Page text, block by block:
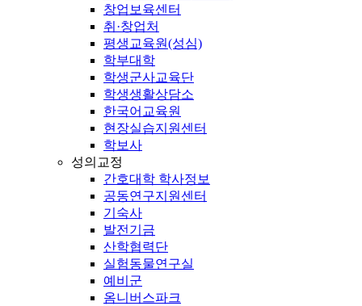
창업보육센터
취·창업처
평생교육원(성심)
학부대학
학생군사교육단
학생생활상담소
한국어교육원
현장실습지원센터
학보사
성의교정
간호대학 학사정보
공동연구지원센터
기숙사
발전기금
산학협력단
실험동물연구실
예비군
옴니버스파크